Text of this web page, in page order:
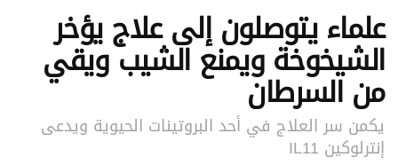
علماء يتوصلون إلى علاج يؤخر
الشيخوخة ويمنع الشيب ويقي
من السرطان
يكمن سر العلاج في أحد البروتينات الحيوية ويدعى
إنترلوكين IL11